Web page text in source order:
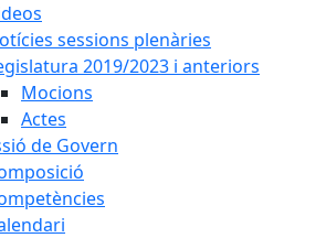
sessions plenàries
2019/2023 i anteriors
Mocions
Actes
de Govern